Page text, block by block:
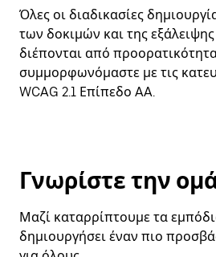
Όλες οι διαδικασίες
των δοκιμών και της
διέπονται από
συμμορφωνόμαστε με τις
WCAG 2.1 Επίπεδο AA.
Γνωρίστε την
Μαζί καταρρίπτουμε τα
δημιουργήσει έναν πιο